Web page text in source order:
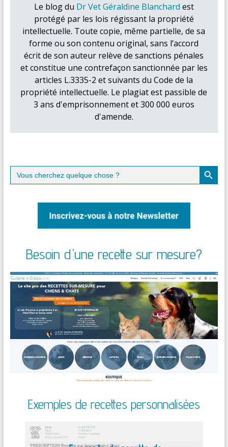
Le blog du Dr Vet Géraldine Blanchard est
protégé par les lois régissant la propriété
intellectuelle. Toute copie, même partielle, de sa
forme ou son contenu original, sans l’accord
écrit de son auteur relève de sanctions pénales
et constitue une contrefaçon sanctionnée par les
articles L.3335-2 et suivants du Code de la
propriété intellectuelle. Le plagiat est passible de
3 ans d'emprisonnement et 300 000 euros
d'amende.
Search
for:
Search Button
Besoin d'une recette sur mesure?
Exemples de recettes personnalisées